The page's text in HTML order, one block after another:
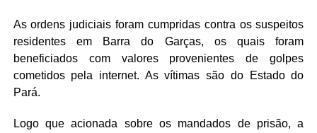
As ordens judiciais foram cumpridas contra os suspeitos
residentes em Barra do Garças, os quais foram
beneficiados com valores provenientes de golpes
cometidos pela internet. As vítimas são do Estado do
Pará.
Logo que acionada sobre os mandados de prisão, a